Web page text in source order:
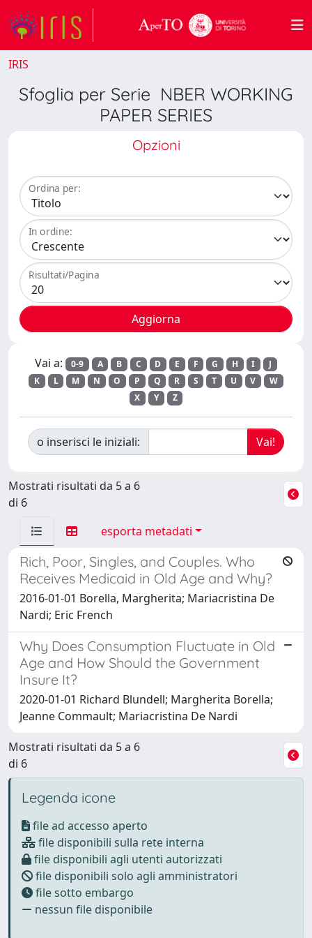
IRIS
Sfoglia per Serie NBER WORKING
PAPER SERIES
Opzioni
Ordina per:
In ordine:
Risultati/Pagina
Vai a: 0-9 A B C D E F G H I
J
K
L M N O P Q R S T U V
W
X
Y Z
o inserisci le iniziali:
Mostrati risultati da 5 a 6
di 6
esporta metadati
Rich, Poor, Singles, and Couples. Who
Receives Medicaid in Old Age and Why?
2016-01-01 Borella, Margherita; Mariacristina De
Nardi; Eric French
Why Does Consumption Fluctuate in Old
Age and How Should the Government
Insure It?
2020-01-01 Richard Blundell; Margherita Borella;
Jeanne Commault; Mariacristina De Nardi
Mostrati risultati da 5 a 6
di 6
Legenda icone
file ad accesso aperto
file disponibili sulla rete interna
file disponibili agli utenti autorizzati
file disponibili solo agli amministratori
file sotto embargo
nessun file disponibile